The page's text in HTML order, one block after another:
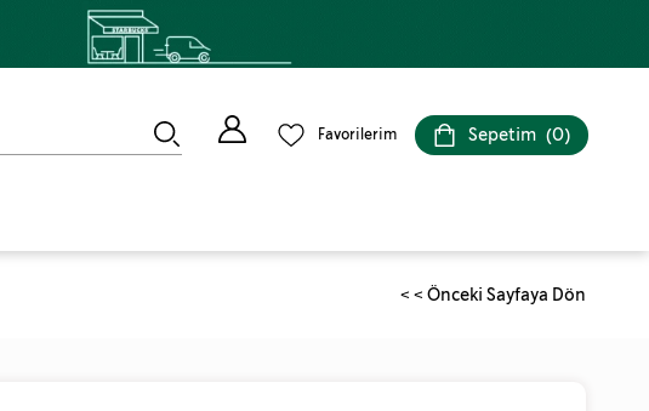
Sepetim 0
Favorilerim
< < Önceki Sayfaya Dön